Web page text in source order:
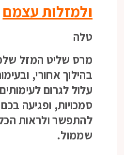
ולמזלות עצמם
טלה
מרס שליט המזל
בהילוך אחורי,
עלול לגרום
סמכויות, ופגיעה
להתפשר ולראות הכל
שממול.